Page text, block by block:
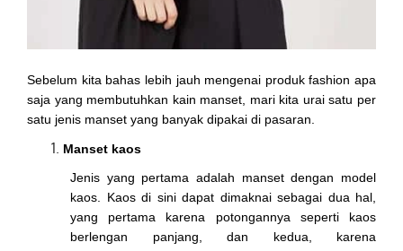
Sebelum kita bahas lebih jauh mengenai produk fashion apa
saja yang membutuhkan kain manset, mari kita urai satu per
satu jenis manset yang banyak dipakai di pasaran.
Manset kaos
Jenis yang pertama adalah manset dengan model
kaos. Kaos di sini dapat dimaknai sebagai dua hal,
yang pertama karena potongannya seperti kaos
berlengan panjang, dan kedua, karena